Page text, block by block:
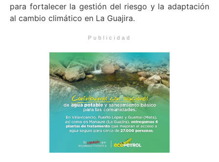
para fortalecer la gestión del riesgo y la adaptación
al cambio climático en La Guajira.
Publicidad